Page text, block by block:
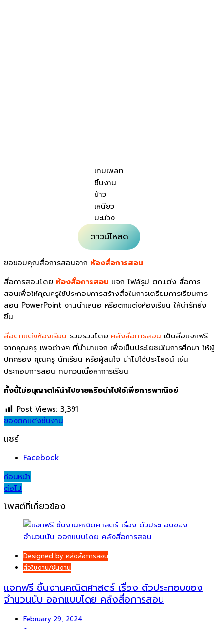
เทมเพลท
ชิ้นงาน
ข้าว
เหนียว
มะม่วง
ดาวน์โหลด
ขอขอบคุณสื่อการสอนจาก ห้องสื่อการสอน
สื่อการสอนโดย ห้องสื่อการสอน แจก ไฟล์รูป ตกแต่ง สื่อการ
สอนเพื่อให้คุณครูใช้ประกอบการสร้างสื่อในการเตรียมการเรียนการ
สอน PowerPoint งานนำเสนอ หรือตกแต่งห้องเรียน ให้น่ารักยิ่ง
ขึ้น
สื่อตกแต่งห้องเรียน รวบรวมโดย คลังสื่อการสอน เป็นสื่อแจกฟรี
จากคุณครู เพจต่างๆ ที่นำมาแจก เพื่อเป็นประโยชน์ในการศึกษา ให้ผู้
ปกครอง คุณครู นักเรียน หรือผู้สนใจ นำไปใช้ประโยชน์ เช่น
ประกอบการสอน ทบทวนเนื้อหาการเรียน
ทั้งนี้ไม่อนุญาตให้นำไปขายหรือนำไปใช้เพื่อการพาณิชย์
Post Views: 3,391
ของตกแต่งชิ้นงาน
แชร์
Facebook
Post
navigation
ก่อนหน้า
ต่อไป
โพสต์ที่เกี่ยวข้อง
Designed by คลังสื่อการสอน
สื่อใบงาน/ชิ้นงาน
แจกฟรี ชิ้นงานคณิตศาสตร์ เรื่อง ตัวประกอบของ
จำนวนนับ ออกแบบโดย คลังสื่อการสอน
February 29, 2024